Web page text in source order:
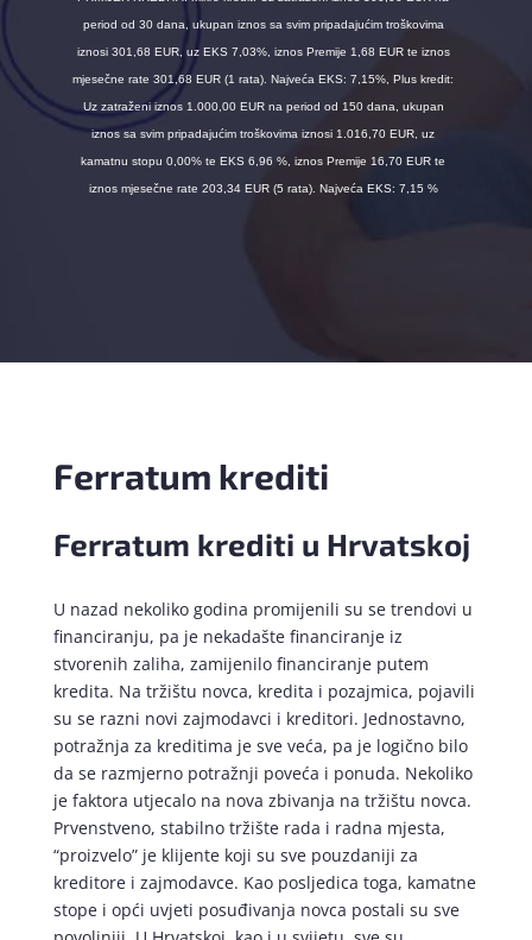
period od 30 dana, ukupan iznos sa svim pripadajućim troškovima
iznosi 301,68 EUR, uz EKS 7,03%, iznos Premije 1,68 EUR te iznos
mjesečne rate 301,68 EUR (1 rata). Najveća EKS: 7,15%, Plus kredit:
Uz zatraženi iznos 1.000,00 EUR na period od 150 dana, ukupan
iznos sa svim pripadajućim troškovima iznosi 1.016,70 EUR, uz
kamatnu stopu 0,00% te EKS 6,96 %, iznos Premije 16,70 EUR te
iznos mjesečne rate 203,34 EUR (5 rata). Najveća EKS: 7,15 %
Ferratum krediti
Ferratum krediti u Hrvatskoj
U nazad nekoliko godina promijenili su se trendovi u
financiranju, pa je nekadašte financiranje iz
stvorenih zaliha, zamijenilo financiranje putem
kredita. Na tržištu novca, kredita i pozajmica, pojavili
su se razni novi zajmodavci i kreditori. Jednostavno,
potražnja za kreditima je sve veća, pa je logično bilo
da se razmjerno potražnji poveća i ponuda. Nekoliko
je faktora utjecalo na nova zbivanja na tržištu novca.
Prvenstveno, stabilno tržište rada i radna mjesta,
“proizvelo” je klijente koji su sve pouzdaniji za
kreditore i zajmodavce. Kao posljedica toga, kamatne
stope i opći uvjeti posuđivanja novca postali su sve